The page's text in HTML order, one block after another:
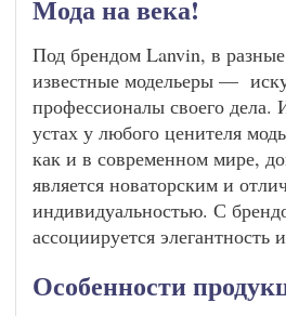
Мода на века!
Под брендом Lanvin, в
известные модельеры —
профессионалы своего дела.
устах у любого ценителя
как и в современном мире,
является новаторским и
индивидуальностью. С
ассоциируется элегантность
Особенности